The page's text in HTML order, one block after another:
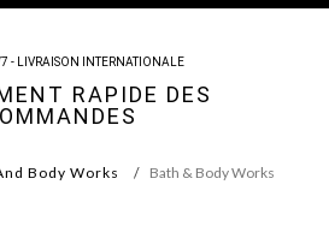
7 - LIVRAISON INTERNATIONALE
RAPIDE DES
Body Works
Bath & Body Works